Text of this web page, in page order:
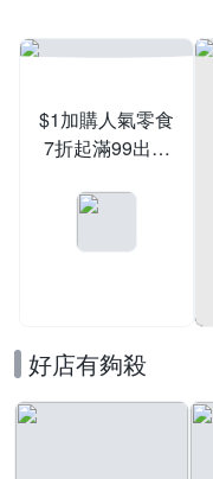
$1加購人氣零食
7折起滿99出貨
好店有夠殺